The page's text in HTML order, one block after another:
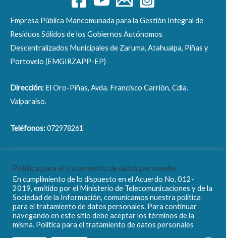
Empresa Pública Mancomunada para la Gestión Integral de
Residuos Sólidos de los Gobiernos Autónomos
Descentralizados Municipales de Zaruma, Atahualpa, Piñas y
Portovelo (EMGIRZAPP-EP)
Dirección: El Oro-Piñas, Avda. Francisco Carrión, Cdla.
Valparaíso.
Teléfonos:072978261
Copyright © 2026 EMGIRZAPP - EP
Política para el tratamiento de datos personales
En cumplimiento de lo dispuesto en el Acuerdo No. 012-
2019, emitido por el Ministerio de Telecomunicaciones y de la
Sociedad de la Información, comunicamos nuestra política
para el tratamiento de datos personales. Para continuar
navegando en este sitio debe aceptar los términos de la
misma. Política para el tratamiento de datos personales